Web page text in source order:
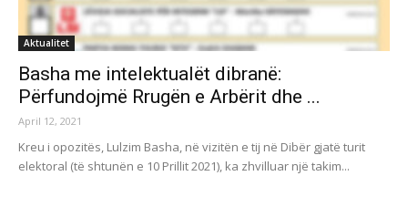
Aktualitet
Basha me intelektualët dibranë:
Përfundojmë Rrugën e Arbërit dhe ...
April 12, 2021
Kreu i opozitës, Lulzim Basha, në vizitën e tij në Dibër gjatë turit
elektoral (të shtunën e 10 Prillit 2021), ka zhvilluar një takim...